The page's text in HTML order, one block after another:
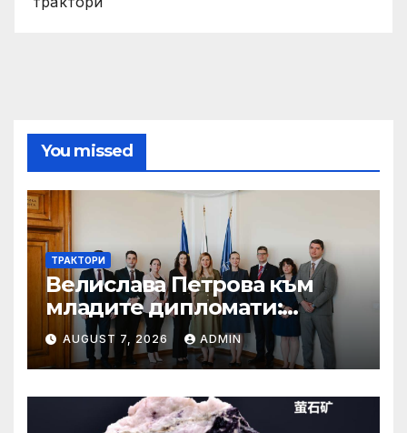
You missed
ТРАКТОРИ
Велислава Петрова към
младите дипломати:
Бъдете смели, уверени и
винаги отстоявайте
интересите на България
AUGUST 7, 2026 ADMIN